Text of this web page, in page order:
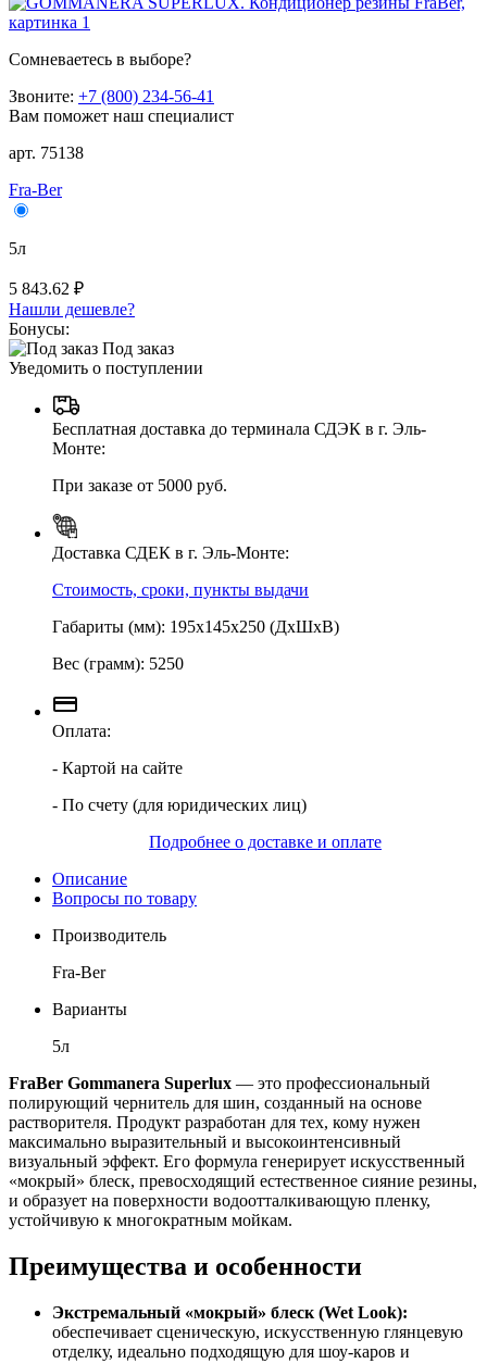
Сомневаетесь в выборе?
Звоните: +7 (800) 234-56-41
Вам поможет наш специалист
арт. 75138
Fra-Ber
5л
5 843.62 ₽
Нашли дешевле?
Бонусы:
Под заказ
Уведомить о поступлении
Бесплатная доставка до терминала СДЭК в г. Эль-
Монте:
При заказе от 5000 руб.
Доставка СДЕК в г. Эль-Монте:
Стоимость, сроки, пункты выдачи
Габариты (мм): 195х145х250 (ДхШхВ)
Вес (грамм): 5250
Оплата:
- Картой на сайте
- По счету (для юридических лиц)
Подробнее о доставке и оплате
Описание
Вопросы по товару
Производитель
Fra-Ber
Варианты
5л
FraBer Gommanera Superlux — это профессиональный
полирующий чернитель для шин, созданный на основе
растворителя. Продукт разработан для тех, кому нужен
максимально выразительный и высокоинтенсивный
визуальный эффект. Его формула генерирует искусственный
«мокрый» блеск, превосходящий естественное сияние резины,
и образует на поверхности водоотталкивающую пленку,
устойчивую к многократным мойкам.
Преимущества и особенности
Экстремальный «мокрый» блеск (Wet Look):
обеспечивает сценическую, искусственную глянцевую
отделку, идеально подходящую для шоу-каров и